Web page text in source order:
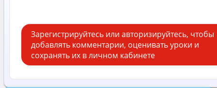
Зарегистрируйтесь или авторизируйтесь, чтобы
добавлять комментарии, оценивать уроки и
сохранять их в личном кабинете